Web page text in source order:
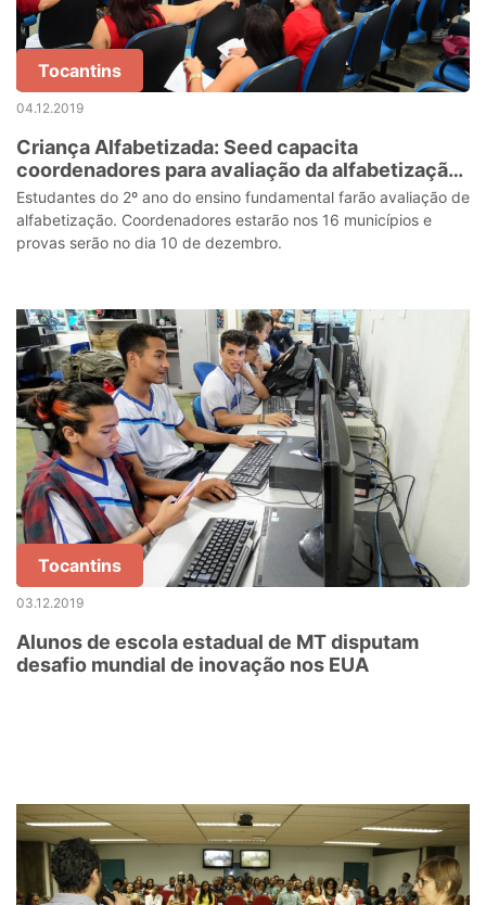
Tocantins
04.12.2019
Criança Alfabetizada: Seed capacita
coordenadores para avaliação da alfabetização
no Amapá
Estudantes do 2º ano do ensino fundamental farão avaliação de
alfabetização. Coordenadores estarão nos 16 municípios e
provas serão no dia 10 de dezembro.
Tocantins
03.12.2019
Alunos de escola estadual de MT disputam
desafio mundial de inovação nos EUA